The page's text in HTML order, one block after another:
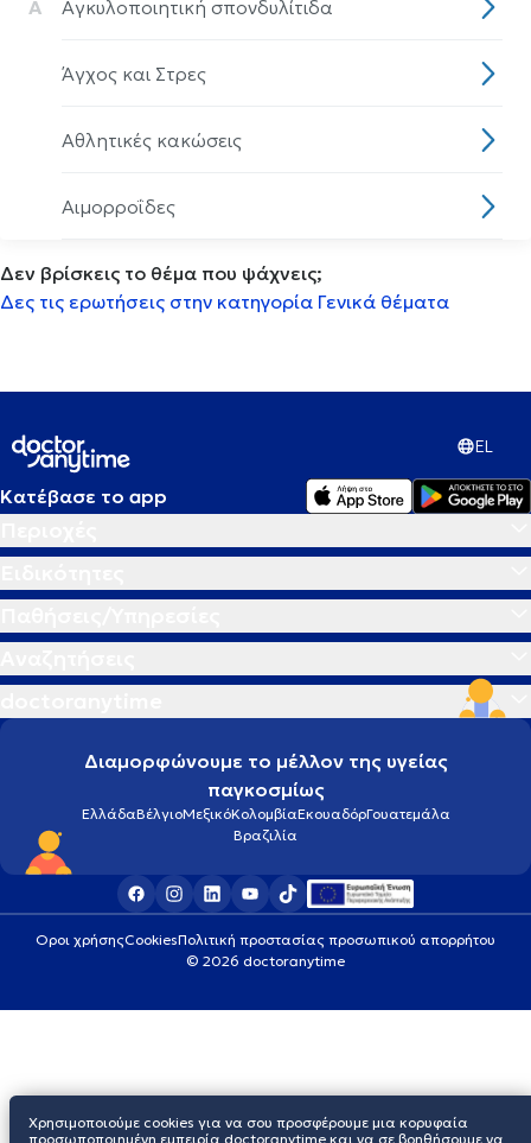
Α Αγκυλοποιητική σπονδυλίτιδα
Άγχος και Στρες
Αθλητικές κακώσεις
Αιμορροΐδες
Αισθητηριακη ολοκλήρωση
Ακράτεια
Ακτινική κεράτωση
Ακτινογραφία
Αλλεργική ρινίτιδα
Αλλεργικό σοκ
Αλτσχάιμερ
Αμνιοπαρακέντηση
Αναιμία
Δεν βρίσκεις το θέμα που ψάχνεις;
Δες τις ερωτήσεις στην κατηγορία Γενικά θέματα
EL
Κατέβασε το app
Διαμορφώνουμε το μέλλον της υγείας
παγκοσμίως
ΕλλάδαΒέλγιοΜεξικόΚολομβίαΕκουαδόρΓουατεμάλα
Βραζιλία
Οροι χρήσηςCookiesΠολιτική προστασίας προσωπικού απορρήτου
© 2026 doctoranytime
Χρησιμοποιούμε cookies για να σου προσφέρουμε μια κορυφαία
προσωποποιημένη εμπειρία doctoranytime και να σε βοηθήσουμε να